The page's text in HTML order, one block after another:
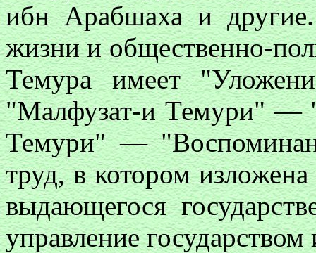
ибн Арабшаха и
жизни и общественно-
Темура имеет
"Малфузат-и Темури" —
Темури" —
труд, в котором
выдающегося
управление